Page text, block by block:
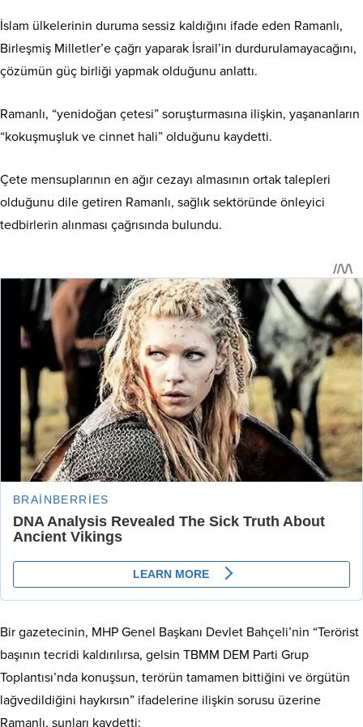
İslam ülkelerinin duruma sessiz kaldığını ifade eden Ramanlı,
Birleşmiş Milletler’e çağrı yaparak İsrail’in durdurulamayacağını,
çözümün güç birliği yapmak olduğunu anlattı.
Ramanlı, “yenidoğan çetesi” soruşturmasına ilişkin, yaşananların
“kokuşmuşluk ve cinnet hali” olduğunu kaydetti.
Çete mensuplarının en ağır cezayı almasının ortak talepleri
olduğunu dile getiren Ramanlı, sağlık sektöründe önleyici
tedbirlerin alınması çağrısında bulundu.
Bir gazetecinin, MHP Genel Başkanı Devlet Bahçeli’nin “Terörist
başının tecridi kaldırılırsa, gelsin TBMM DEM Parti Grup
Toplantısı’nda konuşsun, terörün tamamen bittiğini ve örgütün
lağvedildiğini haykırsın” ifadelerine ilişkin sorusu üzerine
Ramanlı, şunları kaydetti: